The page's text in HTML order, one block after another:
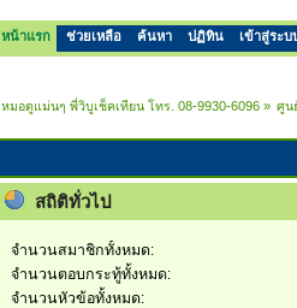
หน้าแรก ช่วยเหลือ ค้นหา ปฏิทิน เข้าสู่ระบ
หมอดูแม่นๆ พี่วิบูเช็คเทียน โทร. 08-9930-6096» ศูน
สถิติทั่วไป
จำนวนสมาชิกทั้งหมด:
จำนวนตอบกระทู้ทั้งหมด:
จำนวนหัวข้อทั้งหมด: